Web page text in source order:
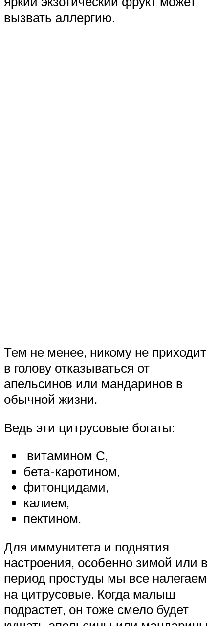
вызвать аллергию.
Тем не менее, никому не приходит
в голову отказываться от
апельсинов или мандаринов в
обычной жизни.
Ведь эти цитрусовые богаты:
витамином С,
бета-каротином,
фитонцидами,
калием,
пектином.
Для иммунитета и поднятия
настроения, особенно зимой или в
период простуды мы все налегаем
на цитрусовые. Когда малыш
подрастет, он тоже смело будет